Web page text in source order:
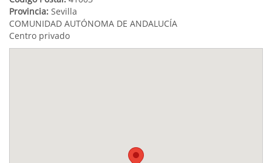
Provincia: Sevilla
COMUNIDAD AUTÓNOMA DE ANDALUCÍA
Centro privado